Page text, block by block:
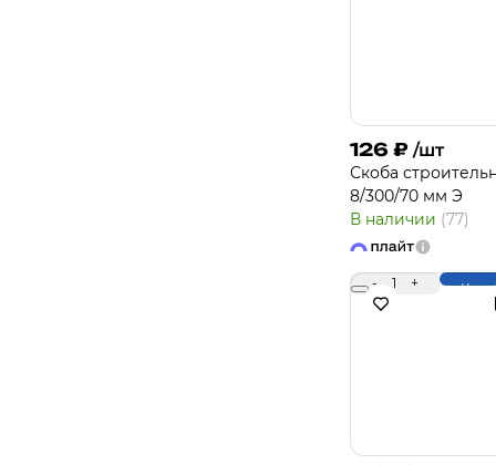
126 ₽ /шт
Скоба
8/300/70 мм Э
В наличии (77)
- 1 +